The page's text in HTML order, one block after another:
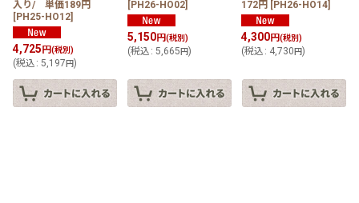
入り/ 単価189円
[PH25-HO12]
4,725 円(税別)
(税込 : 5,197 円)
[PH26-HO02]
5,150円(税別)
(税込 : 5,665 円)
172円 [PH26-HO14]
4,300円(税別)
(税込 : 4,730円)